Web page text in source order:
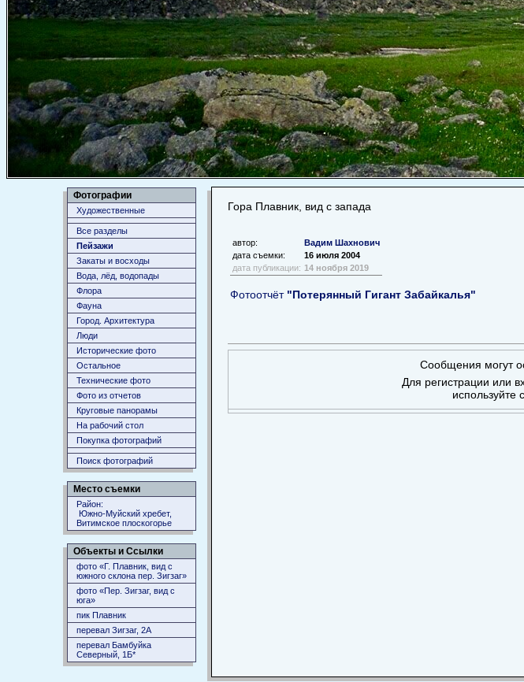
Фотографии
Художественные
Все разделы
Пейзажи
Закаты и восходы
Вода, лёд, водопады
Флора
Фауна
Город. Архитектура
Люди
Исторические фото
Остальное
Технические фото
Фото из отчетов
Круговые панорамы
На рабочий стол
Покупка фотографий
Поиск фотографий
Место съемки
Район:
Южно-Муйский хребет,
Витимское плоскогорье
Объекты и Ссылки
фото «Г. Плавник, вид с
южного склона пер. Зигзаг»
фото «Пер. Зигзаг, вид с
юга»
пик Плавник
перевал Зигзаг, 2А
перевал Бамбуйка
Северный, 1Б*
Гора Плавник, вид с запада
автор:
Вадим Шахнович
дата съемки:
16 июля 2004
дата публикации: 14 ноября 2019
Фотоотчёт "Потерянный Гигант Забайкалья"
Сообщения могут
Для регистрации или
используйте